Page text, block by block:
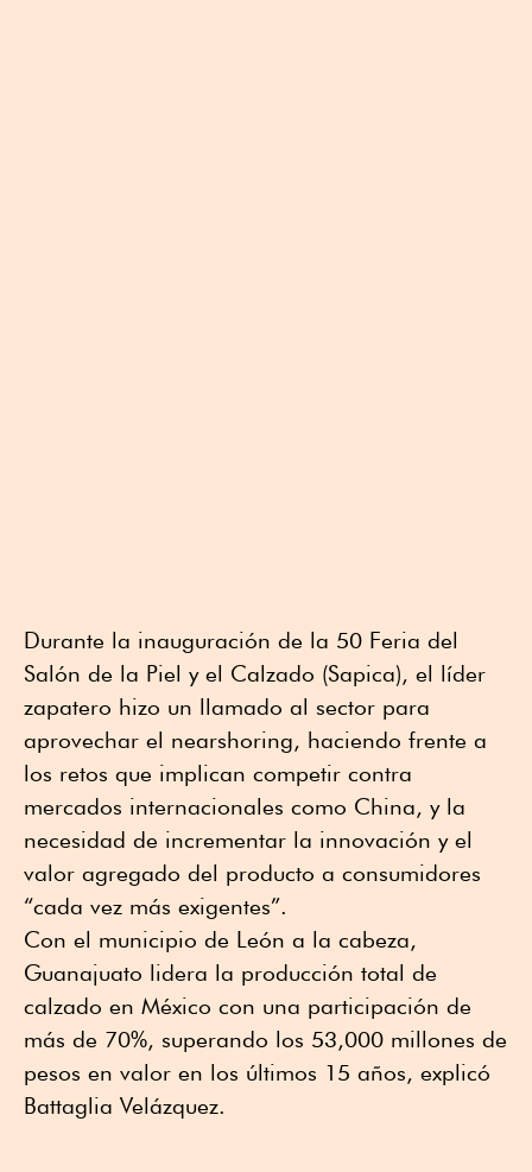
Durante la inauguración de la 50 Feria del
Salón de la Piel y el Calzado (Sapica), el líder
zapatero hizo un llamado al sector para
aprovechar el nearshoring, haciendo frente a
los retos que implican competir contra
mercados internacionales como China, y la
necesidad de incrementar la innovación y el
valor agregado del producto a consumidores
“cada vez más exigentes”.
Con el municipio de León a la cabeza,
Guanajuato lidera la producción total de
calzado en México con una participación de
más de 70%, superando los 53,000 millones de
pesos en valor en los últimos 15 años, explicó
Battaglia Velázquez.